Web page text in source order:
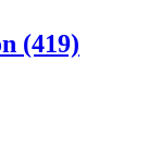
(419)